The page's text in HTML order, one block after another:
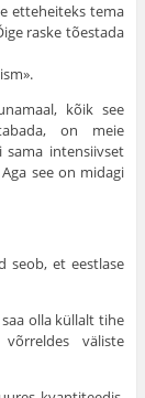
ettehei­teks tema
raske tõestada
kõik see
on meie
intensiivset
see on midagi
seob, et eestlase
olla küllalt tihe
väliste